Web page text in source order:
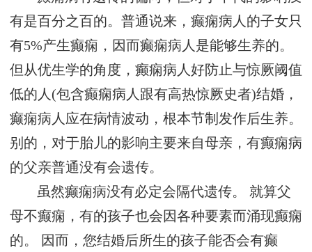
有是百分之百的。普通说来，癫痫病人的子女只
有5%产生癫痫，因而癫痫病人是能够生养的。
但从优生学的角度，癫痫病人好防止与惊厥阈值
低的人(包含癫痫病人跟有高热惊厥史者)结婚，
癫痫病人应在病情波动，根本节制发作后生养。
别的，对于胎儿的影响主要来自母亲，有癫痫病
的父亲普通没有会遗传。
虽然癫痫病没有必定会隔代遗传。 就算父
母不癫痫，有的孩子也会因各种要素而涌现癫痫
的。 因而，您结婚后所生的孩子能否会有癫